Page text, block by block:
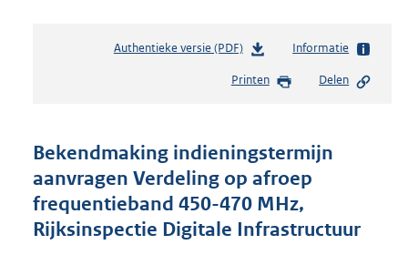
Authentieke versie (PDF)b
s
d
s
g
o
Informatie
Printen Delen
Bekendmaking indieningstermijn
aanvragen Verdeling op afroep
frequentieband 450-470 MHz,
Rijksinspectie Digitale Infrastructuur